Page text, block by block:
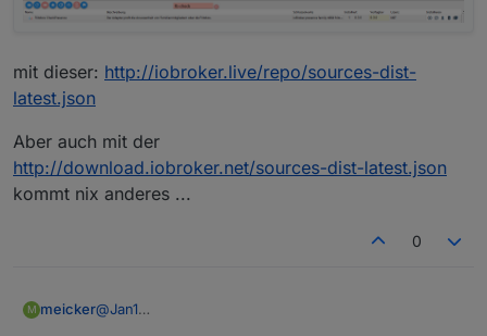
mit dieser: http://iobroker.live/repo/sources-dist-
latest.json
Aber auch mit der
http://download.iobroker.net/sources-dist-latest.json
kommt nix anderes ...
0
M meicker@Jan1